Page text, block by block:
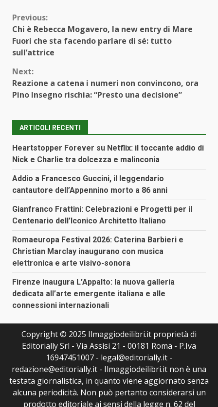
Continue
Reading
Previous:
Chi è Rebecca Mogavero, la new entry di Mare
Fuori che sta facendo parlare di sé: tutto
sull’attrice
Next:
Reazione a catena i numeri non convincono, ora
Pino Insegno rischia: “Presto una decisione”
ARTICOLI RECENTI
Heartstopper Forever su Netflix: il toccante addio di
Nick e Charlie tra dolcezza e malinconia
Addio a Francesco Guccini, il leggendario
cantautore dell’Appennino morto a 86 anni
Gianfranco Frattini: Celebrazioni e Progetti per il
Centenario dell’Iconico Architetto Italiano
Romaeuropa Festival 2026: Caterina Barbieri e
Christian Marclay inaugurano con musica
elettronica e arte visivo-sonora
Firenze inaugura L’Appalto: la nuova galleria
dedicata all’arte emergente italiana e alle
connessioni internazionali
Copyright © 2025 Ilmaggiodeilibri.it proprietà di
Editorially Srl - Via Assisi 21 - 00181 Roma - P.Iva
16947451007 - legal@editorially.it -
redazione@editorially.it - Ilmaggiodeilibri.it non è una
testata giornalistica, in quanto viene aggiornato senza
alcuna periodicità. Non può pertanto considerarsi un
prodotto editoriale ai sensi della legge n. 62 del